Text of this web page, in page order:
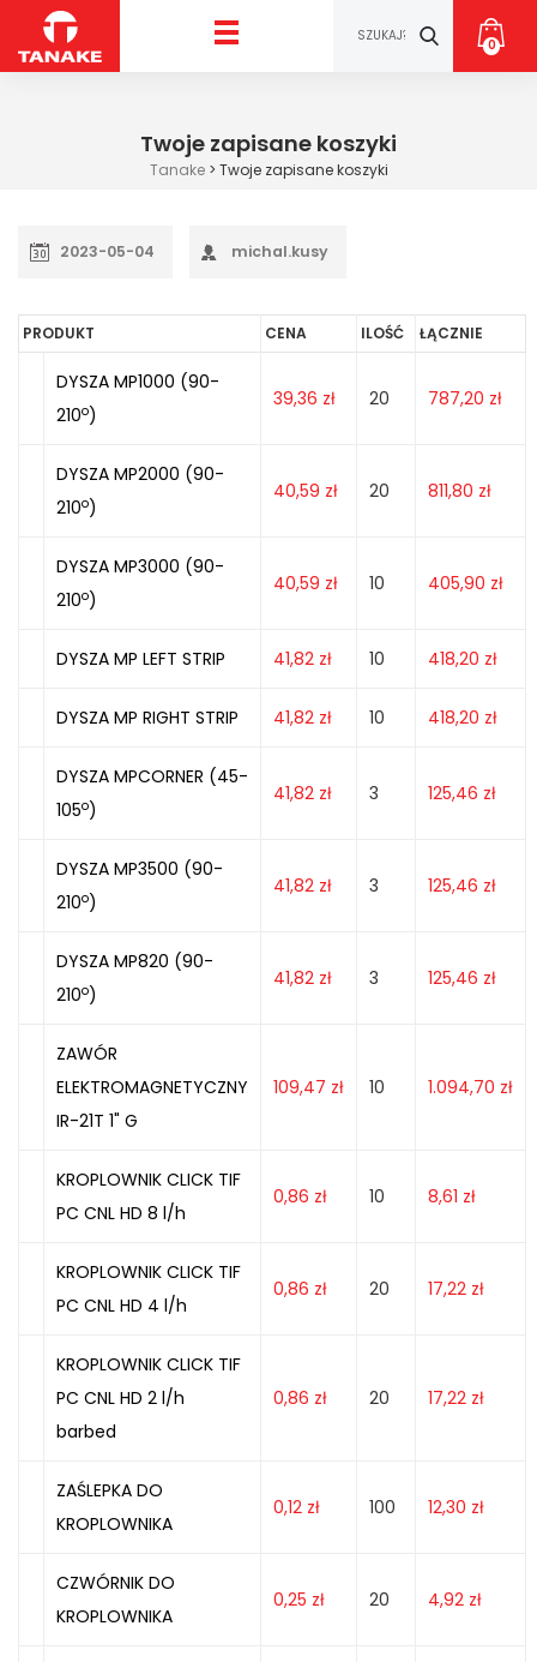
0
Twoje zapisane koszyki
Tanake> Twoje zapisane koszyki
2023-05-04 michal.kusy
PRODUKT CENA ILOŚĆ ŁĄCZNIE
DYSZA MP1000 (90-
210o)
39,36 zł 20 787,20 zł
DYSZA MP2000 (90-
210o)
40,59 zł 20 811,80 zł
DYSZA MP3000 (90-
210o)
40,59 zł 10 405,90 zł
DYSZA MP LEFT STRIP 41,82 zł 10 418,20 zł
DYSZA MP RIGHT STRIP 41,82 zł 10 418,20 zł
DYSZA MPCORNER (45-
105o)
41,82 zł 3 125,46 zł
DYSZA MP3500 (90-
210o)
41,82 zł 3 125,46 zł
DYSZA MP820 (90-
210o)
41,82 zł 3 125,46 zł
ZAWÓR
ELEKTROMAGNETYCZNY
IR-21T 1" G
109,47 zł 10 1.094,70 zł
KROPLOWNIK CLICK TIF
PC CNL HD 8 l/h
0,86 zł 10 8,61 zł
KROPLOWNIK CLICK TIF
PC CNL HD 4 l/h
0,86 zł 20 17,22 zł
KROPLOWNIK CLICK TIF
PC CNL HD 2 l/h
barbed
0,86 zł 20 17,22 zł
ZAŚLEPKA DO
KROPLOWNIKA
0,12 zł 100 12,30 zł
CZWÓRNIK DO
KROPLOWNIKA
0,25 zł 20 4,92 zł